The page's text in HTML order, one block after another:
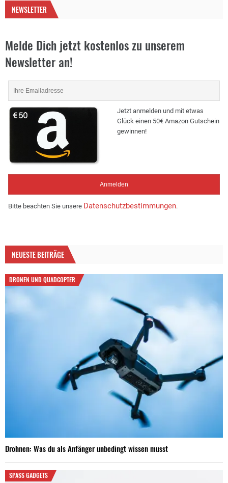
NEWSLETTER
Melde Dich jetzt kostenlos zu unserem
Newsletter an!
Jetzt anmelden und mit etwas
Glück einen 50€ Amazon Gutschein
gewinnen!
Bitte beachten Sie unsere Datenschutzbestimmungen.
NEUESTE BEITRÄGE
DRONEN UND QUADCOPTER
Drohnen: Was du als Anfänger unbedingt wissen musst
SPASS GADGETS